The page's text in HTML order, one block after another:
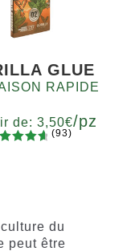
GLUE
RAPIDE
de:3,50€/pz
client
(93)
du
peut être